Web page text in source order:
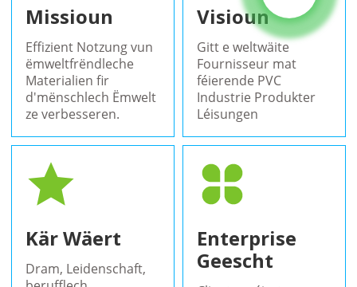
Missioun
Effizient Notzung vun
ëmweltfrëndleche
Materialien fir
d'mënschlech Ëmwelt
ze verbesseren.
Visioun
Gitt e weltwäite
Fournisseur mat
féierende PVC
Industrie Produkter
Léisungen
Kär Wäert
Dram, Leidenschaft,
Enterprise
Geescht